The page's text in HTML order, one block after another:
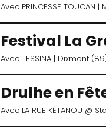
Avec PRINCESSE TOUCAN |
Festival La
Avec TESSINA | Dixmont
Drulhe en
Avec LA RUE KÉTANOU @